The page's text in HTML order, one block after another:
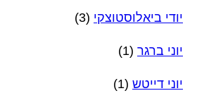
יודי ביאלוסטוצקי (3)
יוני ברגר (1)
יוני דייטש (1)